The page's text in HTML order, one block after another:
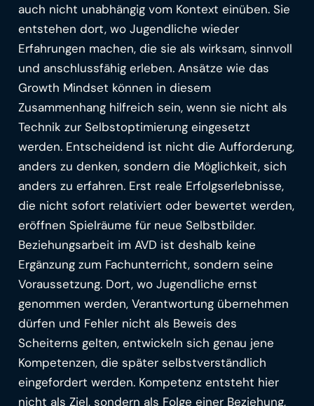
auch nicht unabhängig vom Kontext einüben. Sie
entstehen dort, wo Jugendliche wieder
Erfahrungen machen, die sie als wirksam, sinnvoll
und anschlussfähig erleben. Ansätze wie das
Growth Mindset können in diesem
Zusammenhang hilfreich sein, wenn sie nicht als
Technik zur Selbstoptimierung eingesetzt
werden. Entscheidend ist nicht die Aufforderung,
anders zu denken, sondern die Möglichkeit, sich
anders zu erfahren. Erst reale Erfolgserlebnisse,
die nicht sofort relativiert oder bewertet werden,
eröffnen Spielräume für neue Selbstbilder.
Beziehungsarbeit im AVD ist deshalb keine
Ergänzung zum Fachunterricht, sondern seine
Voraussetzung. Dort, wo Jugendliche ernst
genommen werden, Verantwortung übernehmen
dürfen und Fehler nicht als Beweis des
Scheiterns gelten, entwickeln sich genau jene
Kompetenzen, die später selbstverständlich
eingefordert werden. Kompetenz entsteht hier
nicht als Ziel, sondern als Folge einer Beziehung,